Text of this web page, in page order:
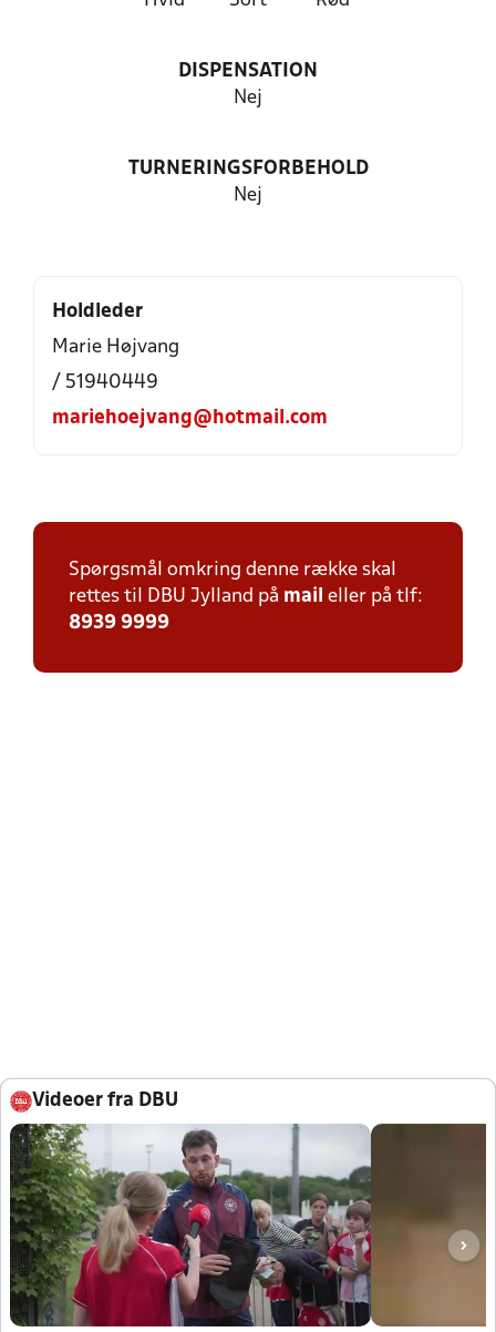
DISPENSATION
Nej
TURNERINGSFORBEHOLD
Nej
Holdleder
Marie Højvang
/ 51940449
mariehoejvang@hotmail.com
Spørgsmål omkring denne række skal
rettes til DBU Jylland på mail eller på tlf:
8939 9999
Videoer fra DBU